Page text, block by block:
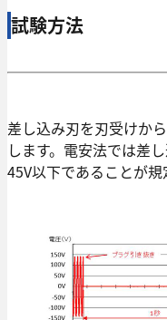
試験方法
差し込み刃を刃受けか
します。電安法では差
45V以下であることが規